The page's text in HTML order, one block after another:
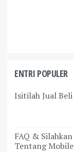
ENTRI POPULER
Isitilah Jual
FAQ &
Tentang